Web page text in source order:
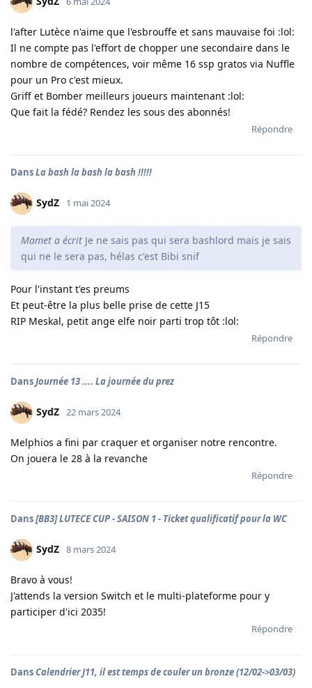
l'after Lutèce n'aime que l'esbrouffe et sans mauvaise foi :lol:
Il ne compte pas l'effort de chopper une secondaire dans le
nombre de compétences, voir même 16 ssp gratos via Nuffle
pour un Pro c'est mieux.
Griff et Bomber meilleurs joueurs maintenant :lol:
Que fait la fédé? Rendez les sous des abonnés!
Répondre
DansLa bash la bash la bash !!!!!
SydZ 1 mai 2024
Mamet a écrit Je ne sais pas qui sera bashlord mais je sais
qui ne le sera pas, hélas c'est Bibi snif
Pour l'instant t'es preums
Et peut-être la plus belle prise de cette J15
RIP Meskal, petit ange elfe noir parti trop tôt :lol:
Répondre
DansJournée 13 .... La journée du prez
SydZ 22 mars 2024
Melphios a fini par craquer et organiser notre rencontre.
On jouera le 28 à la revanche
Répondre
Dans[BB3] LUTECE CUP - SAISON 1 - Ticket qualificatif pour la WC
SydZ 8 mars 2024
Bravo à vous!
J'attends la version Switch et le multi-plateforme pour y
participer d'ici 2035!
Répondre
DansCalendrier J11, il est temps de couler un bronze (12/02->03/03)